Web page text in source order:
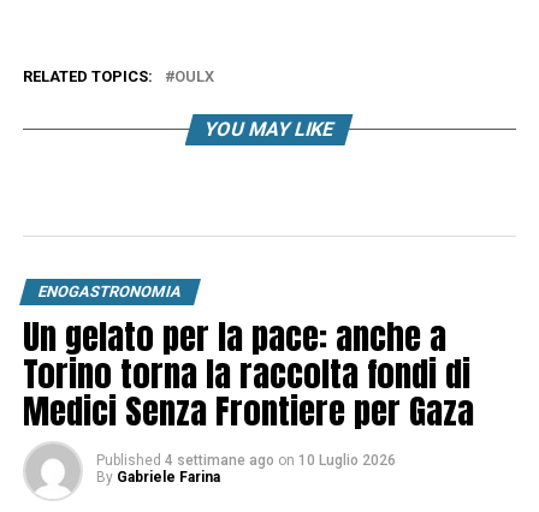
RELATED TOPICS: OULX
YOU MAY LIKE
ENOGASTRONOMIA
Un gelato per la pace: anche a
Torino torna la raccolta fondi di
Medici Senza Frontiere per Gaza
Published 4 settimane ago on 10 Luglio 2026
By Gabriele Farina